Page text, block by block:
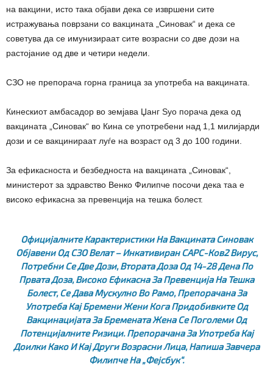
на вакцини, исто така објави дека се извршени сите
истражувања поврзани со вакцината „Синовак“ и дека се
советува да се имунизираат сите возрасни со две дози на
растојание од две и четири недели.
СЗО не препорача горна граница за употреба на вакцината.
Кинескиот амбасадор во земјава Џанг Ѕуо порача дека од
вакцината „Синовак“ во Кина се употребени над 1,1 милијарди
дози и се вакцинираат луѓе на возраст од 3 до 100 години.
За ефикасноста и безбедноста на вакцината „Синовак“,
министерот за здравство Венко Филипче посочи дека таа е
високо ефикасна за превенција на тешка болест.
Официјалните Карактеристики На Вакцината Синовак
Објавени Од СЗО Велат – Инкативиран САРС-Ков2 Вирус,
Потребни Се Две Дози, Втората Доза Од 14-28 Дена По
Првата Доза, Високо Ефикасна За Превенција На Тешка
Болест, Се Дава Мускулно Во Рамо, Препорачана За
Употреба Кај Бремени Жени Кога Придобивките Од
Вакцинацијата За Бремената Жена Се Поголеми Од
Потенцијалните Ризици. Препорачана За Употреба Кај
Доилки Како И Кај Други Возрасни Лица, Напиша Завчера
Филипче На „Фејсбук“.